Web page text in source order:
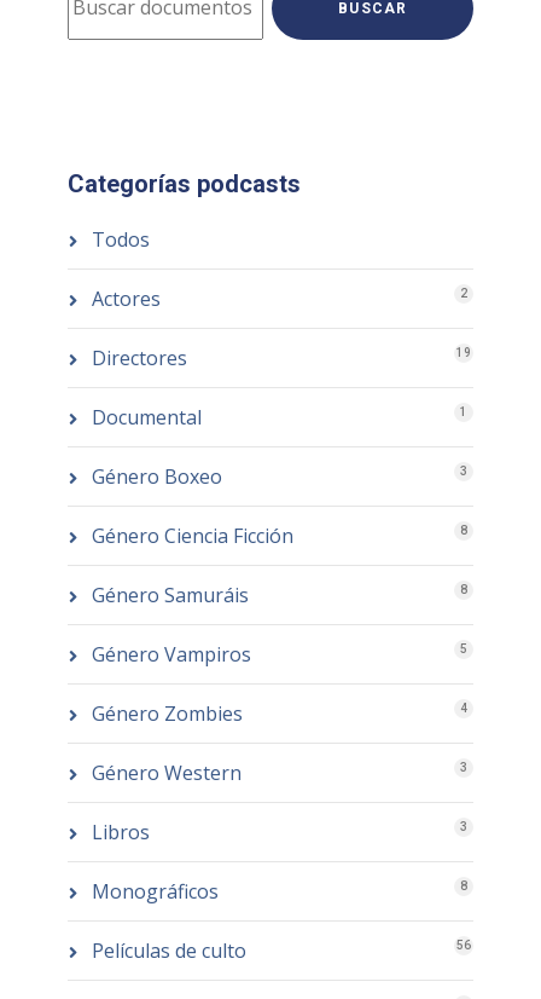
BUSCAR
Categorías podcasts
Todos
Actores 2
Directores 19
Documental 1
Género Boxeo 3
Género Ciencia Ficción 8
Género Samuráis 8
Género Vampiros 5
Género Zombies 4
Género Western 3
Libros 3
Monográficos 8
Películas de culto 56